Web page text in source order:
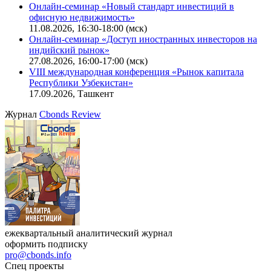
Онлайн-семинар «Новый стандарт инвестиций в
офисную недвижимость»
11.08.2026, 16:30-18:00 (мск)
Онлайн-семинар «Доступ иностранных инвесторов на
индийский рынок»
27.08.2026, 16:00-17:00 (мск)
VIII международная конференция «Рынок капитала
Республики Узбекистан»
17.09.2026, Ташкент
Журнал Cbonds Review
ежеквартальный аналитический журнал
оформить подписку
pro@cbonds.info
Спец проекты